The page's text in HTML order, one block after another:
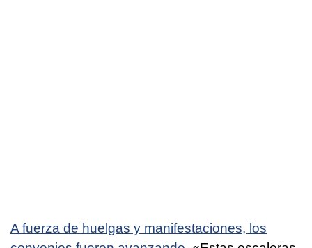
A fuerza de huelgas y manifestaciones, los